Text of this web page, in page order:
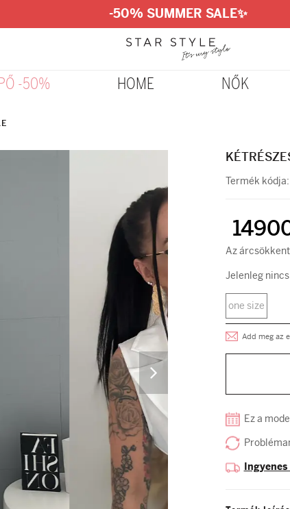
-50% SUMMER SALE✨
-50% HOME NŐK
Termék kódja:
Az
Jelenleg
one size
Add meg az
Ez a